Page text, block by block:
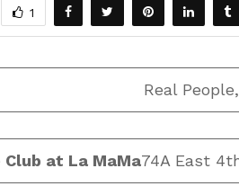
1
Real
Club at La MaMa74A East